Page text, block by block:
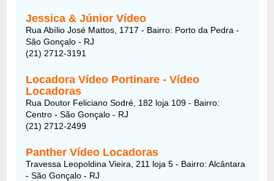
Jessica & Júnior Vídeo
Rua Abílio José Mattos, 1717 - Bairro: Porto da Pedra -
São Gonçalo - RJ
(21) 2712-3191
Locadora Vídeo Portinare - Vídeo
Locadoras
Rua Doutor Feliciano Sodré, 182 loja 109 - Bairro:
Centro - São Gonçalo - RJ
(21) 2712-2499
Panther Vídeo Locadoras
Travessa Leopoldina Vieira, 211 loja 5 - Bairro: Alcântara
- São Gonçalo - RJ